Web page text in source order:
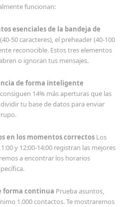
funcionan:
esenciales de la bandeja de
50 caracteres), el preheader (40-100
reconocible. Estos tres elementos
o ignoran tus mensajes.
de forma inteligente
14% más aperturas que las
tu base de datos para enviar
en los momentos correctos Los
y 12:00-14:00 registran las mejores
a encontrar los horarios
forma continua Prueba asuntos,
1.000 contactos. Te mostraremos